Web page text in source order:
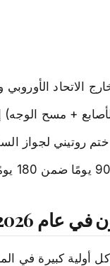
الاتحاد
+ مسح الوجه)
روتيني لجواز
عام 2026
أولية كبيرة في